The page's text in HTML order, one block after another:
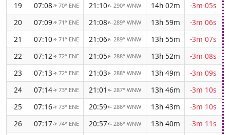
19
07:08↑ 70° ENE 21:10↑ 290° WNW 14h 02m
-3m 05s
20
07:09↑ 71° ENE 21:08↑ 289° WNW 13h 59m
-3m 06s
21
07:10↑ 71° ENE 21:06↑ 289° WNW 13h 55m
-3m 07s
22
07:12↑ 72° ENE 21:05↑ 288° WNW 13h 52m
-3m 08s
23
07:13↑ 72° ENE 21:03↑ 288° WNW 13h 49m
-3m 09s
24
07:14↑ 73° ENE 21:01 ↑ 287° WNW 13h 46m
-3m 10s
25
07:16↑ 73° ENE 20:59↑ 286° WNW 13h 43m
-3m 10s
26
07:17↑ 74° ENE 20:57↑ 286° WNW 13h 40m
-3m 11s